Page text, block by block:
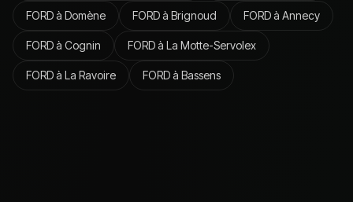
FORDà Domène FORDà Brignoud FORDà Annecy
FORDà Cognin FORDà La Motte-Servolex
FORDà La Ravoire FORDà Bassens